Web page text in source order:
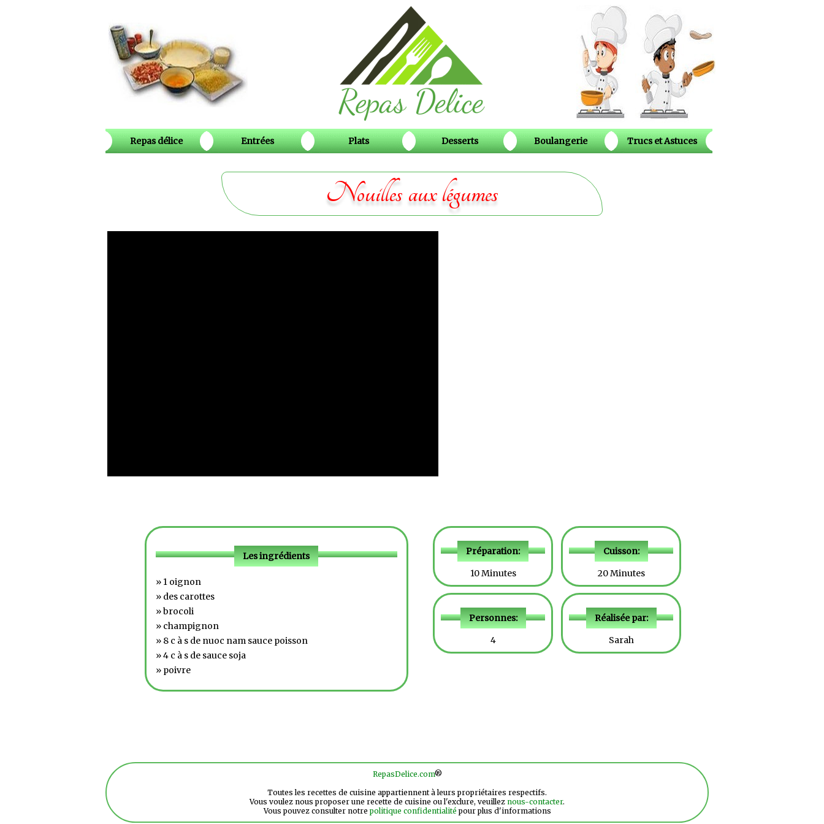
Repas délice Entrées Plats Desserts Boulangerie Trucs et Astuces
Nouilles aux légumes
Les ingrédients
» 1 oignon
» des carottes
» brocoli
» champignon
» 8 c à s de nuoc nam sauce poisson
» 4 c à s de sauce soja
» poivre
Préparation:
10 Minutes
Cuisson:
20 Minutes
Personnes:
4
Réalisée par:
Sarah
RepasDelice.com®
Toutes les recettes de cuisine appartiennent à leurs propriétaires respectifs.
Vous voulez nous proposer une recette de cuisine ou l'exclure, veuillez nous-contacter.
Vous pouvez consulter notre politique confidentialité pour plus d'informations